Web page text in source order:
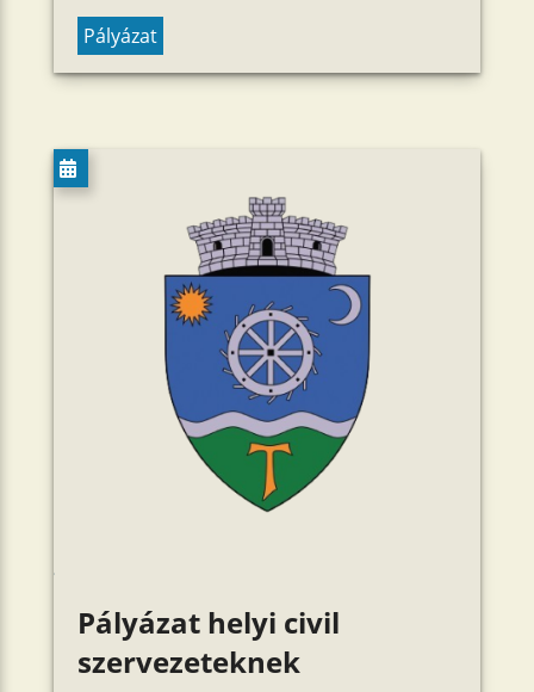
Pályázat
Pályázat helyi civil
szervezeteknek